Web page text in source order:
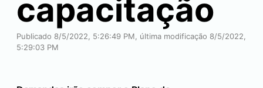
capacitação
Publicado 8/5/2022, 5:26:49 PM, última modificação 8/5/2022,
5:29:03 PM